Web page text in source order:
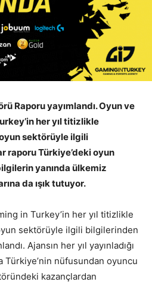
Raporu yayımlandı. Oyun ve
her yıl titizlikle
sektörüyle ilgili
raporu Türkiye’deki oyun
yanında ülkemiz
da ışık tutuyor.
in Turkey’in her yıl titizlikle
sektörüyle ilgili bilgilerinden
Ajansın her yıl yayınladığı
nüfusundan oyuncu
kazançlardan